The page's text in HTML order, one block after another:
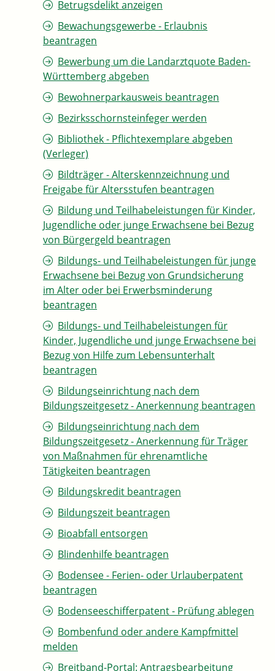
Betrugsdelikt anzeigen
Bewachungsgewerbe - Erlaubnis
beantragen
Bewerbung um die Landarztquote Baden-
Württemberg abgeben
Bewohnerparkausweis beantragen
Bezirksschornsteinfeger werden
Bibliothek - Pflichtexemplare abgeben
(Verleger)
Bildträger - Alterskennzeichnung und
Freigabe für Altersstufen beantragen
Bildung und Teilhabeleistungen für Kinder,
Jugendliche oder junge Erwachsene bei Bezug
von Bürgergeld beantragen
Bildungs- und Teilhabeleistungen für junge
Erwachsene bei Bezug von Grundsicherung
im Alter oder bei Erwerbsminderung
beantragen
Bildungs- und Teilhabeleistungen für
Kinder, Jugendliche und junge Erwachsene bei
Bezug von Hilfe zum Lebensunterhalt
beantragen
Bildungseinrichtung nach dem
Bildungszeitgesetz - Anerkennung beantragen
Bildungseinrichtung nach dem
Bildungszeitgesetz - Anerkennung für Träger
von Maßnahmen für ehrenamtliche
Tätigkeiten beantragen
Bildungskredit beantragen
Bildungszeit beantragen
Bioabfall entsorgen
Blindenhilfe beantragen
Bodensee - Ferien- oder Urlauberpatent
beantragen
Bodenseeschifferpatent - Prüfung ablegen
Bombenfund oder andere Kampfmittel
melden
Breitband-Portal: Antragsbearbeitung